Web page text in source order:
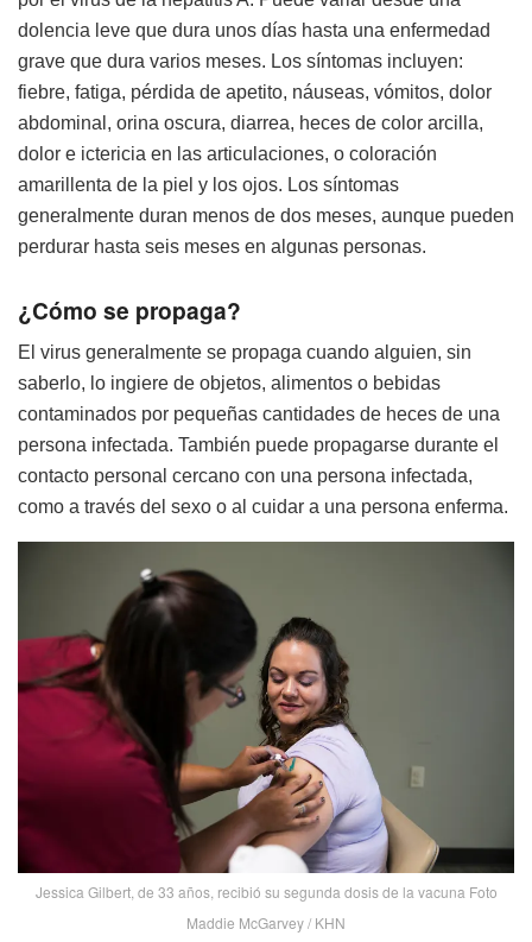
dolencia leve que dura unos días hasta una enfermedad
grave que dura varios meses. Los síntomas incluyen:
fiebre, fatiga, pérdida de apetito, náuseas, vómitos, dolor
abdominal, orina oscura, diarrea, heces de color arcilla,
dolor e ictericia en las articulaciones, o coloración
amarillenta de la piel y los ojos. Los síntomas
generalmente duran menos de dos meses, aunque pueden
perdurar hasta seis meses en algunas personas.
¿Cómo se propaga?
El virus generalmente se propaga cuando alguien, sin
saberlo, lo ingiere de objetos, alimentos o bebidas
contaminados por pequeñas cantidades de heces de una
persona infectada. También puede propagarse durante el
contacto personal cercano con una persona infectada,
como a través del sexo o al cuidar a una persona enferma.
Jessica Gilbert, de 33 años, recibió su segunda dosis de la vacuna Foto
Maddie McGarvey / KHN